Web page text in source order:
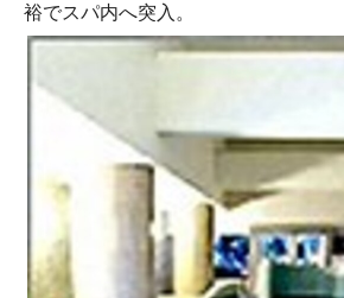
裕でスパ内へ突入。